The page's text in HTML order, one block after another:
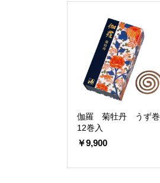
伽羅 菊牡丹 うず巻
12巻入
￥9,900